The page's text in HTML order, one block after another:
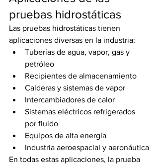
pruebas hidrostáticas
Las pruebas hidrostáticas tienen
aplicaciones diversas en la industria:
Tuberías de agua, vapor, gas y
petróleo
Recipientes de almacenamiento
Calderas y sistemas de vapor
Intercambiadores de calor
Sistemas eléctricos refrigerados
por fluido
Equipos de alta energía
Industria aeroespacial y aeronáutica
En todas estas aplicaciones, la prueba